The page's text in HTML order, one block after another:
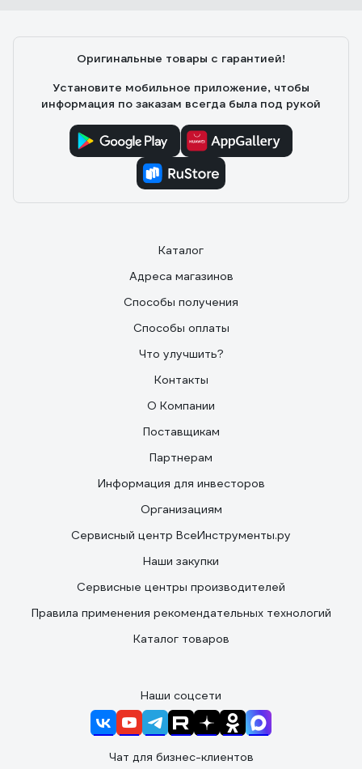
Оригинальные товары с гарантией!
Установите мобильное приложение, чтобы
информация по заказам всегда была под рукой
Каталог
Адреса магазинов
Способы получения
Способы оплаты
Что улучшить?
Контакты
О Компании
Поставщикам
Партнерам
Информация для инвесторов
Организациям
Сервисный центр ВсеИнструменты.ру
Наши закупки
Сервисные центры производителей
Правила применения рекомендательных технологий
Каталог товаров
Наши соцсети
Чат для бизнес-клиентов